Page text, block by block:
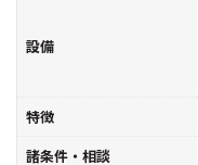
設備
特徴
諸条件・相談